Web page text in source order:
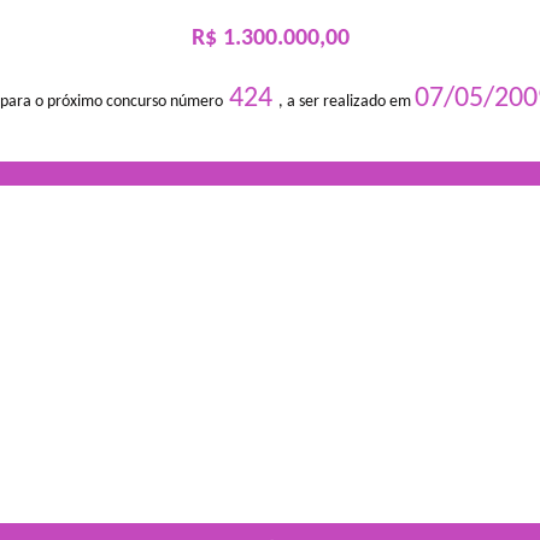
R$ 1.300.000,00
o próximo concurso número 424 , a ser realizado em 07/05/